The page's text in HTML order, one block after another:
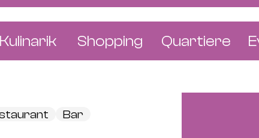
Kulinarik Shopping Quartiere
Bar